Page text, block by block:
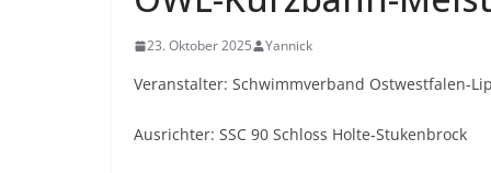
23. Oktober 2025 Yannick
Veranstalter: Schwimmverband Ostwestfalen-
Ausrichter: SSC 90 Schloss Holte-Stukenbrock